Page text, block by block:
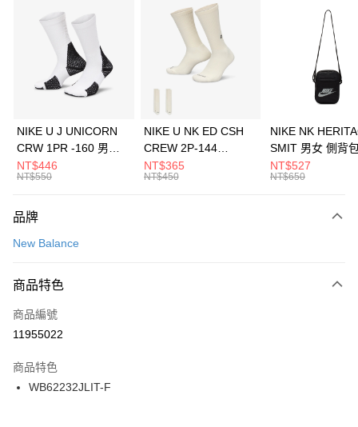
3 期 0 利率 每期 21家銀行
合作金庫商業銀行
第一商業銀行
華南商業銀行
彰化商業銀行
上海商業儲蓄銀行
元大商業銀行
台灣樂天信用卡公司
Apple Pay
全盈+PAY
AFTEE先享後付
【關於「AFTEE先享後付」】
便利好安心！
３．安心：先確認商品／服務後，再付款。
【「AFTEE先享後付」結帳流程】
１．於結帳方式選擇「AFTEE先享後付」後，將跳轉至「AFTEE先享後付」
２．訂單成立數日內，您將收到繳費通知簡訊。
３．收到繳費通知簡訊後14天內，點擊此簡訊中的連結，可透過四大超商／
ATM／網路銀行／等多元方式進行付款，方視為交易完成。
運送方式
每筆NT$100，滿NT$1,500(含以上)免運費
宅配
每筆NT$100，滿NT$1,500(含以上)免運費
付款後門市自取
每筆NT$100，滿NT$1,500(含以上)免運費
NIKE U J UNICORN
CRW 1PR -160 男女
中統襪 FZ3393100
NT$446
NT$550
NIKE U NK ED CSH
CREW 2P-144
EMBRDY 男女 短統襪
FZ3073133
NT$365
NT$450
NIKE NK
SMIT 男女 側背
BA5871010
NT$527
NT$650
品牌
New Balance
商品特色
商品編號
11955022
商品特色
WB62232JLIT-F